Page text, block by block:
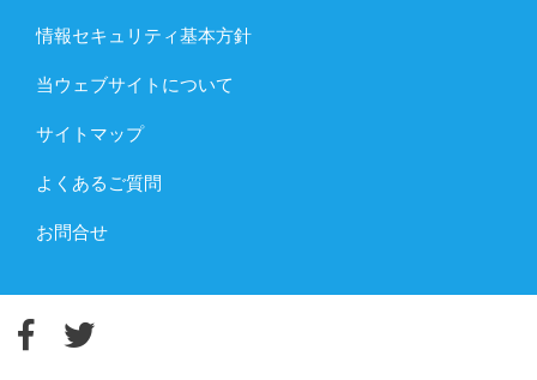
情報セキュリティ基本方針
当ウェブサイトについて
サイトマップ
よくあるご質問
お問合せ